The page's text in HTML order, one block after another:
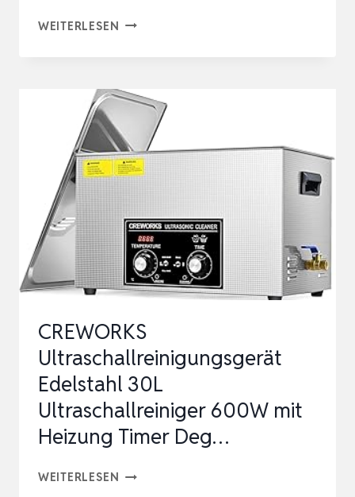
WEITERLESEN EMAG
4D
IDEALE
REINIGUNG
–
BRILLEN,
DENTALPRODUKTE,
GOLD,
MÜNZEN,
UHR
CREWORKS
Ultraschallreinigungsgerät
Edelstahl 30L
Ultraschallreiniger 600W mit
Heizung Timer Deg…
WEITERLESEN CREWORKS